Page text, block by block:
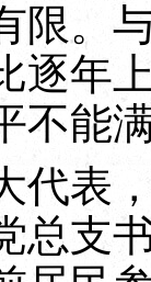
限。
逐年
不能
表，
总支